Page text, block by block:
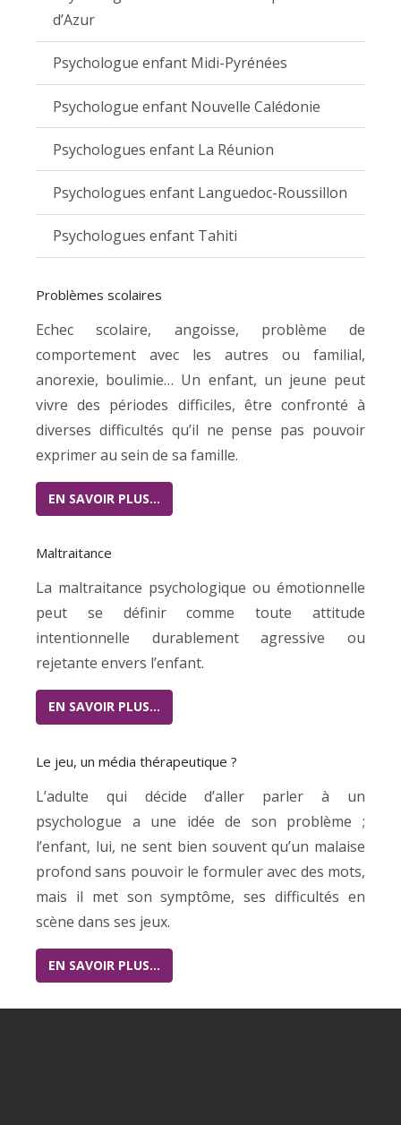
d’Azur
Psychologue enfant Midi-Pyrénées
Psychologue enfant Nouvelle Calédonie
Psychologues enfant La Réunion
Psychologues enfant Languedoc-Roussillon
Psychologues enfant Tahiti
Problèmes scolaires
Echec scolaire, angoisse, problème de
comportement avec les autres ou familial,
anorexie, boulimie… Un enfant, un jeune peut
vivre des périodes difficiles, être confronté à
diverses difficultés qu’il ne pense pas pouvoir
exprimer au sein de sa famille.
EN SAVOIR PLUS…
Maltraitance
La maltraitance psychologique ou émotionnelle
peut se définir comme toute attitude
intentionnelle durablement agressive ou
rejetante envers l’enfant.
EN SAVOIR PLUS…
Le jeu, un média thérapeutique ?
L’adulte qui décide d’aller parler à un
psychologue a une idée de son problème ;
l’enfant, lui, ne sent bien souvent qu’un malaise
profond sans pouvoir le formuler avec des mots,
mais il met son symptôme, ses difficultés en
scène dans ses jeux.
EN SAVOIR PLUS…